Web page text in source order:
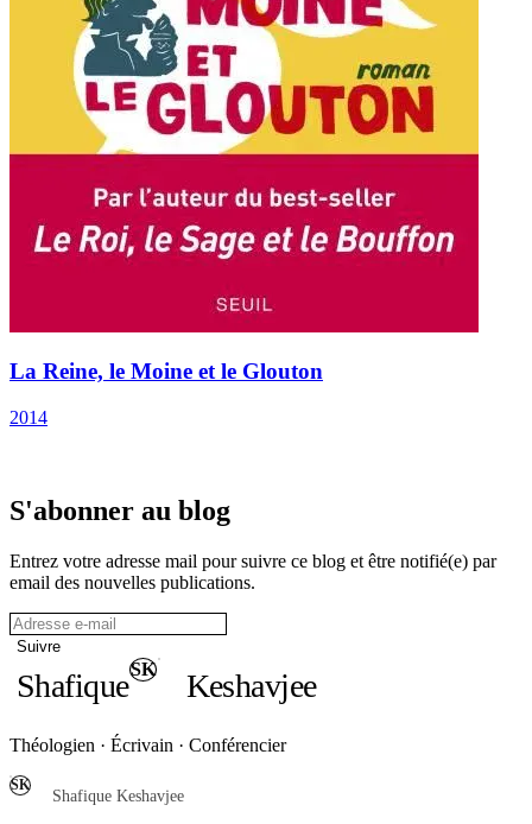
La Reine, le Moine et le Glouton
2014
S'abonner au blog
Entrez votre adresse mail pour suivre ce blog et être notifié(e) par
email des nouvelles publications.
Adresse email
Suivre
ShafiqueSK Keshavjee
Théologien · Écrivain · Conférencier
SK
Shafique Keshavjee